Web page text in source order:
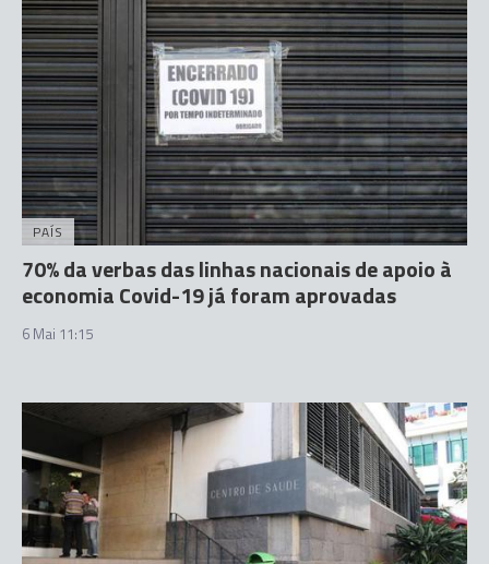
PAÍS
70% da verbas das linhas nacionais de apoio à
economia Covid-19 já foram aprovadas
6 Mai 11:15